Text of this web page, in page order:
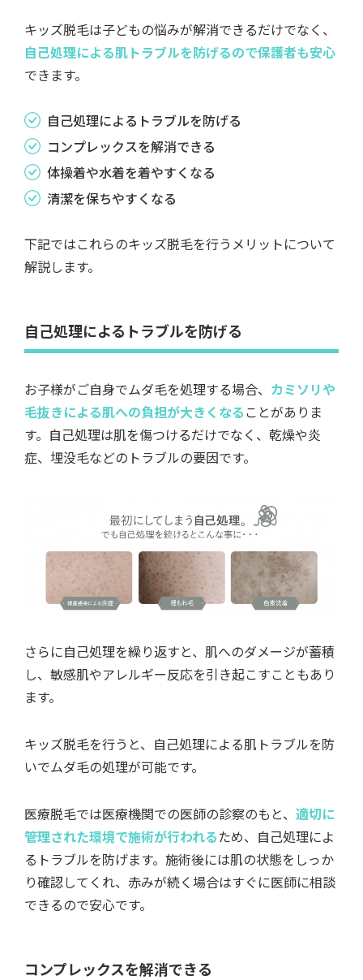
キッズ脱毛は子どもの悩みが解消できるだけでなく、
自己処理による肌トラブルを防げるので保護者も安心
できます。
自己処理によるトラブルを防げる
コンプレックスを解消できる
体操着や水着を着やすくなる
清潔を保ちやすくなる
下記ではこれらのキッズ脱毛を行うメリットについて
解説します。
自己処理によるトラブルを防げる
お子様がご自身でムダ毛を処理する場合、 カミソリや
毛抜きによる肌への負担が大きくなる ことがありま
す。自己処理は肌を傷つけるだけでなく、乾燥や炎
症、埋没毛などのトラブルの要因です。
さらに自己処理を繰り返すと、肌へのダメージが蓄積
し、敏感肌やアレルギー反応を引き起こすこともあり
ます。
キッズ脱毛を行うと、自己処理による肌トラブルを防
いでムダ毛の処理が可能です。
医療脱毛では医療機関での医師の診察のもと、 適切に
管理された環境で施術が行われるため、自己処理によ
るトラブルを防げます。施術後には肌の状態をしっか
り確認してくれ、赤みが続く場合はすぐに医師に相談
できるので安心です。
コンプレックスを解消できる